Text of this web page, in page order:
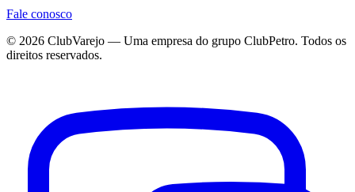
Fale conosco
© 2026 ClubVarejo — Uma empresa do grupo ClubPetro. Todos os
direitos reservados.